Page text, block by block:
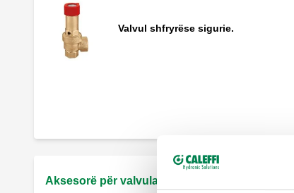
Valvul shfryrëse sigurie.
Valvul shfryrëse sigurie, konektorë
Aksesorë për valvulat shfryrës të sigurisë